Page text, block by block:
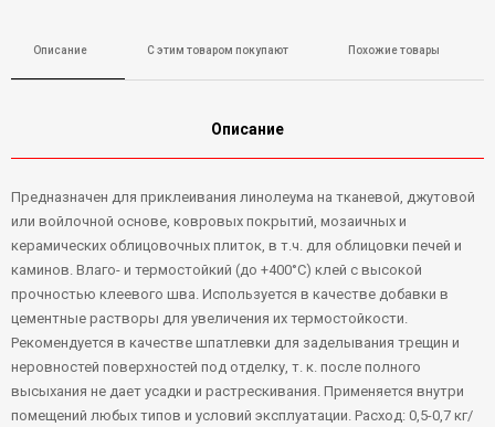
Описание С этим товаром покупают Похожие товары
Описание
Предназначен для приклеивания линолеума на тканевой, джутовой
или войлочной основе, ковровых покрытий, мозаичных и
керамических облицовочных плиток, в т.ч. для облицовки печей и
каминов. Влаго- и термостойкий (до +400°С) клей с высокой
прочностью клеевого шва. Используется в качестве добавки в
цементные растворы для увеличения их термостойкости.
Рекомендуется в качестве шпатлевки для заделывания трещин и
неровностей поверхностей под отделку, т. к. после полного
высыхания не дает усадки и растрескивания. Применяется внутри
помещений любых типов и условий эксплуатации. Расход: 0,5-0,7 кг/